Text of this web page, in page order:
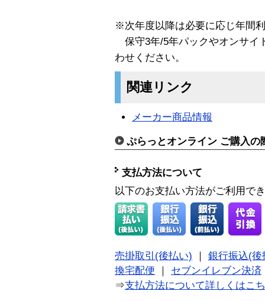
※次年度以降は必要に応じ年間
保守3年/5年パックやオンサイ
わせください。
関連リンク
メーカー商品情報
ぷらっとオンライン ご購入の
支払方法について
以下のお支払い方法がご利用で
売掛取引(後払い)
銀行振込(後
換宅配便
セブンイレブン決済
⇒支払方法について詳しくはこ